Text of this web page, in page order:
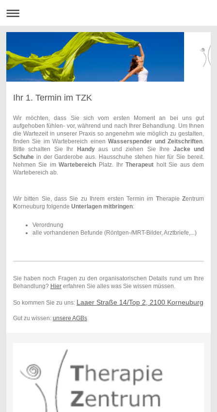
Ihr 1. Termin im TZK
Wir möchten, dass Sie sich vom ersten Moment an bei uns gut
aufgehoben fühlen- vor, während und nach Ihrer Behandlung. Um Ihnen
die Wartezeit in unserer Praxis so angenehm wie möglich zu gestalten,
finden Sie im Wartebereich einenWasserspender und Zeitschriften.
Bitte schalten Sie Ihr
Handyaus und ziehen Sie Ihre Jacke und
Schuhein der Garderobe aus. Hausschuhe stehen hier für Sie bereit.
Nehmen Sie imWartebereich Platz. IhrTherapeut holt Sie aus dem
Wartebereich ab.
Wir bitten Sie, dass Sie zu Ihrem ersten Termin im TherapieZentrum
Korneuburg folgende Unterlagen mitbringen:
Verordnung
alle vorhandenen Befunde (Röntgen-/MRT-Bilder, Arztbriefe,...)
Sie haben noch Fragen zu den organisatorischen Details rund um Ihre
Behandlung? Hiererfahren Sie alles was Sie wissen müssen.
So kommen Sie zu uns: Laaer Straße 14/Top 2, 2100 Korneuburg
Gut zu wissen: unsere AGBs